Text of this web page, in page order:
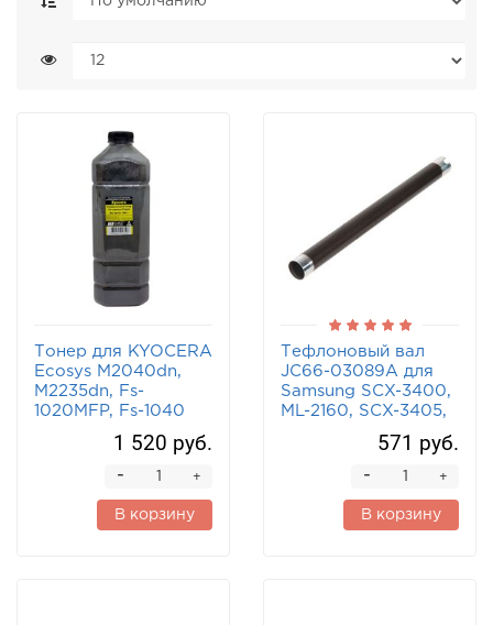
Тонер для KYOCERA
Ecosys M2040dn,
M2235dn, Fs-
1020MFP, Fs-1040
ppm Hi-Black 900 г.
1 520 руб.
+
-
В корзину
Тефлоновый вал
JC66-03089A для
Samsung SCX-3400,
ML-2160, SCX-3405,
571 руб.
+
-
В корзину